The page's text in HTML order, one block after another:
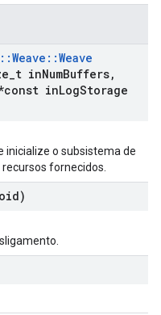
::Weave ::Weave
t inNumBuffers,
inLogStorage
inicialize o subsistema de
fornecidos.